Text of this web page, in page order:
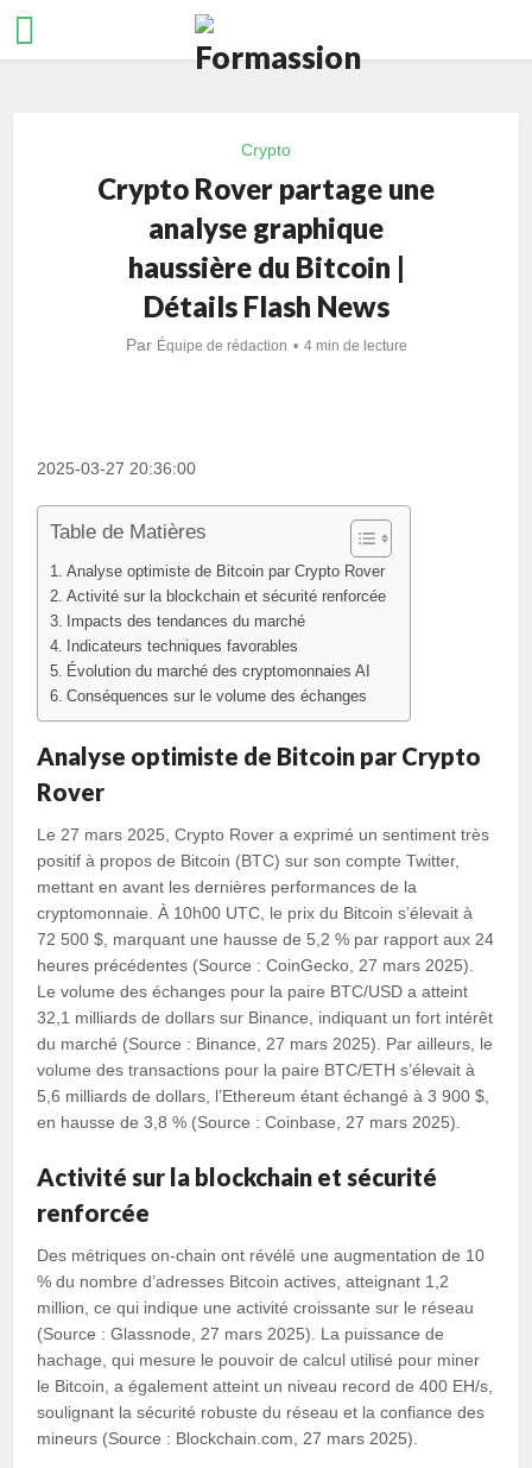
Crypto
Crypto Rover partage une
analyse graphique
haussière du Bitcoin |
Détails Flash News
Par Équipe de rédaction 4 min de lecture
2025-03-27 20:36:00
Table de Matières
Analyse optimiste de Bitcoin par Crypto Rover
Activité sur la blockchain et sécurité renforcée
Impacts des tendances du marché
Indicateurs techniques favorables
Évolution du marché des cryptomonnaies AI
Conséquences sur le volume des échanges
Analyse optimiste de Bitcoin par Crypto
Rover
Le 27 mars 2025, Crypto Rover a exprimé un sentiment très
positif à propos de Bitcoin (BTC) sur son compte Twitter,
mettant en avant les dernières performances de la
cryptomonnaie. À 10h00 UTC, le prix du Bitcoin s’élevait à
72 500 $, marquant une hausse de 5,2 % par rapport aux 24
heures précédentes (Source : CoinGecko, 27 mars 2025).
Le volume des échanges pour la paire BTC/USD a atteint
32,1 milliards de dollars sur Binance, indiquant un fort intérêt
du marché (Source : Binance, 27 mars 2025). Par ailleurs, le
volume des transactions pour la paire BTC/ETH s’élevait à
5,6 milliards de dollars, l’Ethereum étant échangé à 3 900 $,
en hausse de 3,8 % (Source : Coinbase, 27 mars 2025).
Activité sur la blockchain et sécurité
renforcée
Des métriques on-chain ont révélé une augmentation de 10
% du nombre d’adresses Bitcoin actives, atteignant 1,2
million, ce qui indique une activité croissante sur le réseau
(Source : Glassnode, 27 mars 2025). La puissance de
hachage, qui mesure le pouvoir de calcul utilisé pour miner
le Bitcoin, a également atteint un niveau record de 400 EH/s,
soulignant la sécurité robuste du réseau et la confiance des
mineurs (Source : Blockchain.com, 27 mars 2025).